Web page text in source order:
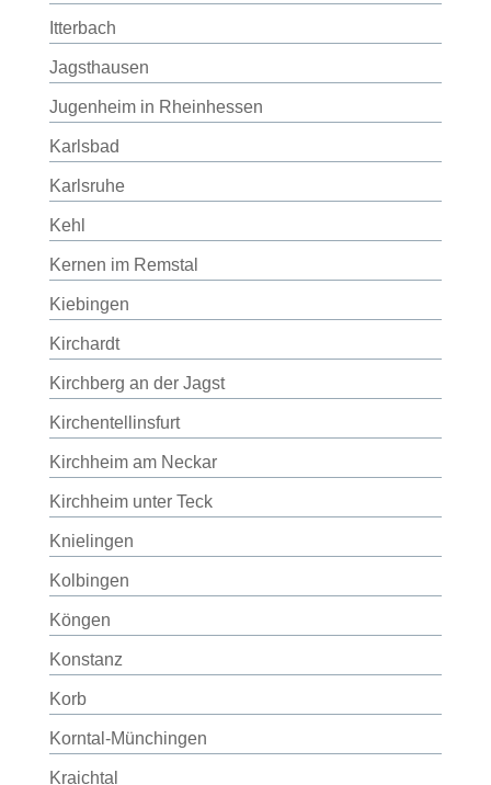
Itterbach
Jagsthausen
Jugenheim in Rheinhessen
Karlsbad
Karlsruhe
Kehl
Kernen im Remstal
Kiebingen
Kirchardt
Kirchberg an der Jagst
Kirchentellinsfurt
Kirchheim am Neckar
Kirchheim unter Teck
Knielingen
Kolbingen
Köngen
Konstanz
Korb
Korntal-Münchingen
Kraichtal